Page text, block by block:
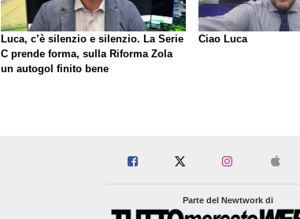
Luca, c’è silenzio e silenzio. La Serie
C prende forma, sulla Riforma Zola
un autogol finito bene
Ciao Luca
Parte del Newtwork di